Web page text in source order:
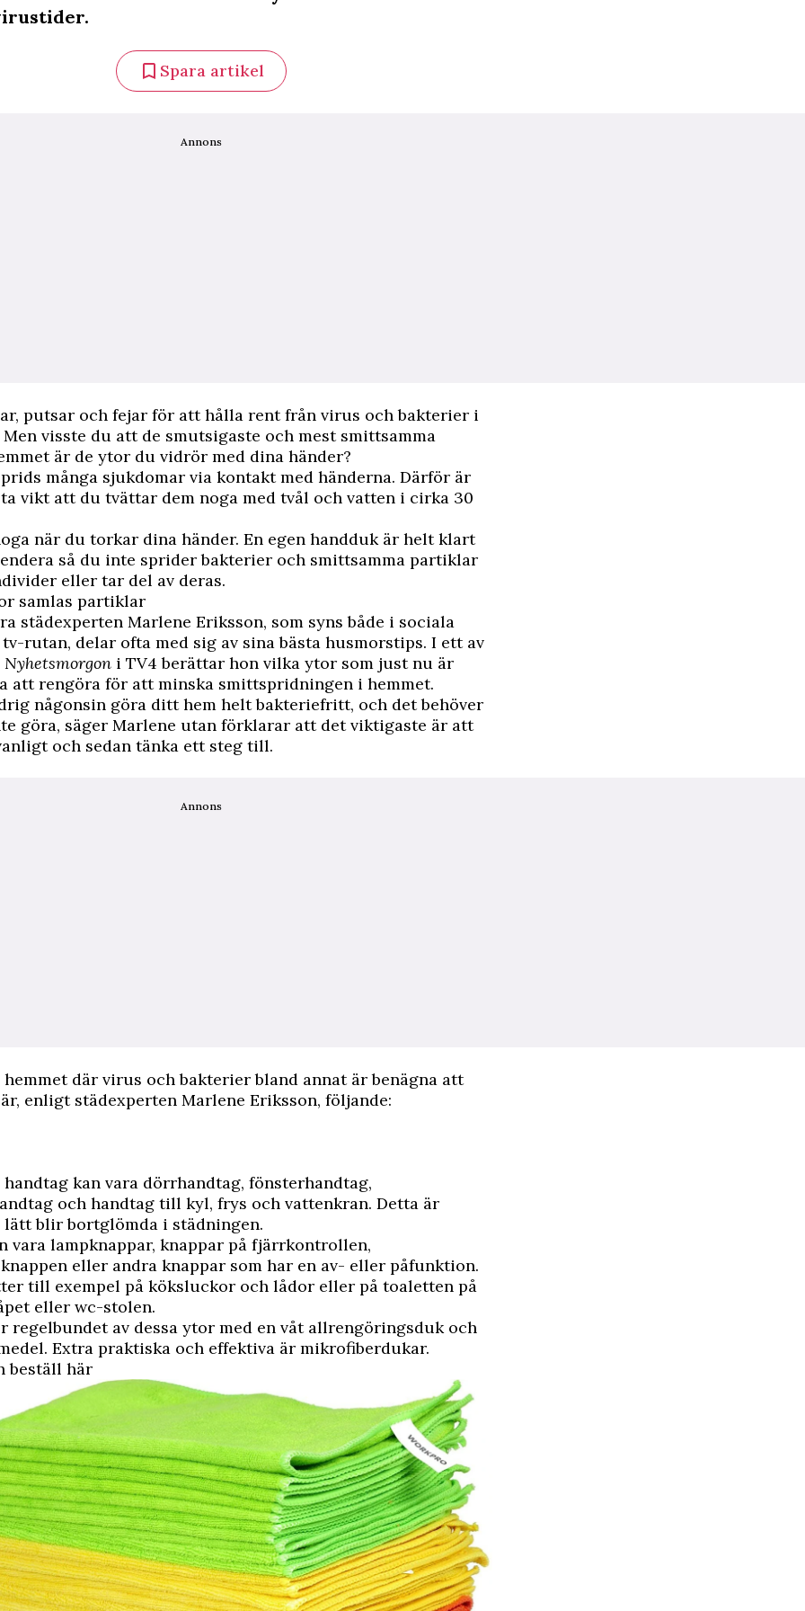
Spara artikel
Annons
putsar och fejar för att hålla rent från virus och bakterier i
visste du att de smutsigaste och mest smittsamma
är de ytor du vidrör med dina händer?
många sjukdomar via kontakt med händerna. Därför är
vikt att du tvättar dem noga med tvål och vatten i cirka 30
när du torkar dina händer. En egen handduk är helt klart
så du inte sprider bakterier och smittsamma partiklar
eller tar del av deras.
samlas partiklar
städexperten Marlene Eriksson, som syns både i sociala
rutan, delar ofta med sig av sina bästa husmorstips. I ett av
Nyhetsmorgon i TV4 berättar hon vilka ytor som just nu är
att rengöra för att minska smittspridningen i hemmet.
någonsin göra ditt hem helt bakteriefritt, och det behöver
göra, säger Marlene utan förklarar att det viktigaste är att
och sedan tänka ett steg till.
Annons
där virus och bakterier bland annat är benägna att
enligt städexperten Marlene Eriksson, följande:
handtag kan vara dörrhandtag, fönsterhandtag,
och handtag till kyl, frys och vattenkran. Detta är
lätt blir bortglömda i städningen.
vara lampknappar, knappar på fjärrkontrollen,
eller andra knappar som har en av- eller påfunktion.
till exempel på köksluckor och lådor eller på toaletten på
eller wc-stolen.
regelbundet av dessa ytor med en våt allrengöringsduk och
Extra praktiska och effektiva är mikrofiberdukar.
beställ här